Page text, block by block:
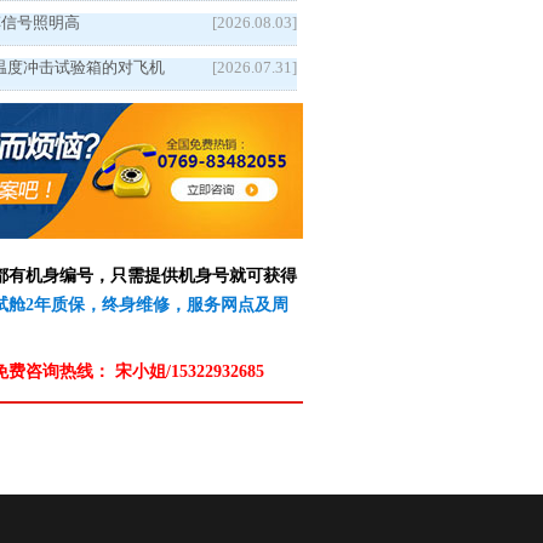
[2026.08.03]
号照明高
[2026.07.31]
度冲击试验箱的对飞机
有机身编号，只需提供机身号就可获得
2年质保，终身维修，服务网点及周
费咨询热线： 宋小姐/15322932685